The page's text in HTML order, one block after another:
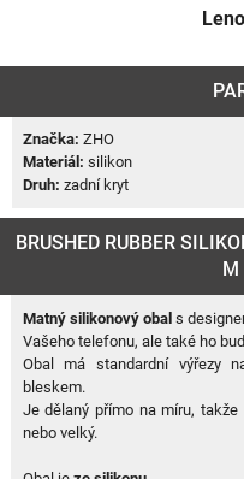
Značka: ZHO
Materiál: silikon
Druh: zadní kryt
BRUSHED RUBBER
M
Matný silikonový obal s
Vašeho telefonu, ale také ho
Obal má standardní výřezy
bleskem.
Je dělaný přímo na míru,
nebo velký.